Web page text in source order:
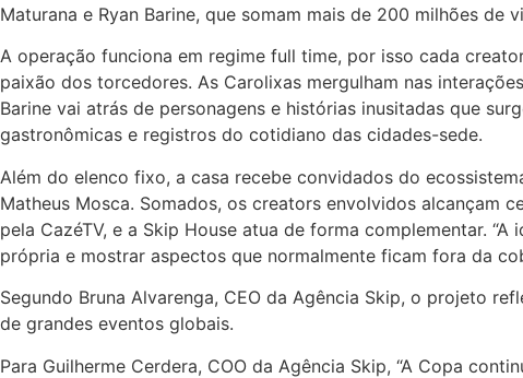
Maturana e Ryan Barine, que somam mais de 200 milhões
A operação funciona em regime full time, por isso cada
paixão dos torcedores. As Carolixas mergulham nas
Barine vai atrás de personagens e histórias inusitadas que
gastronômicas e registros do cotidiano das cidades-sede.
Além do elenco fixo, a casa recebe convidados do
Matheus Mosca. Somados, os creators envolvidos alcançam
pela CazéTV, e a Skip House atua de forma complementar.
própria e mostrar aspectos que normalmente ficam fora da
Segundo Bruna Alvarenga, CEO da Agência Skip, o projeto
de grandes eventos globais.
Para Guilherme Cerdera, COO da Agência Skip, “A Copa